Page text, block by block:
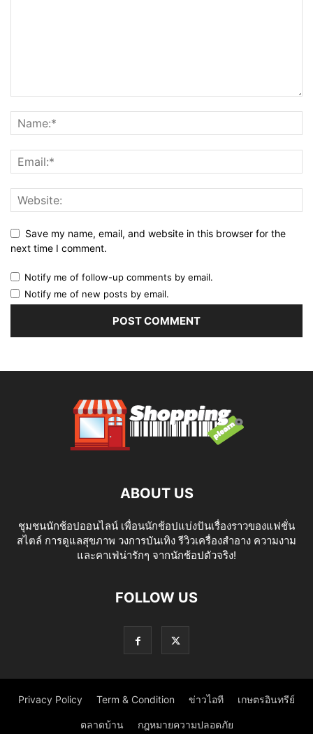
Save my name, email, and website in this browser for the
next time I comment.
Notify me of follow-up comments by email.
Notify me of new posts by email.
ABOUT US
ชุมชนนักช้อปออนไลน์ เพื่อนนักช้อปแบ่งปันเรื่องราวของแฟชั่น
สไตล์ การดูแลสุขภาพ วงการบันเทิง รีวิวเครื่องสำอาง ความงาม
และคาเฟ่น่ารักๆ จากนักช้อปตัวจริง!
FOLLOW US
Privacy Policy Term & Condition ข่าวไอที เกษตรอินทรีย์
ตลาดบ้าน กฎหมายความปลอดภัย